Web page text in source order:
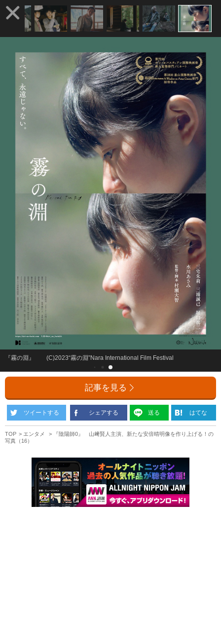
『霧の淵』 (C)2023“霧の淵”Nara International Film Festival
記事を見る
ツイートする シェアする 送る はてな
TOP エンタメ
『陰陽師0』 山﨑賢人主演、新たな安倍晴明像を作り上げる！の
写真（16）